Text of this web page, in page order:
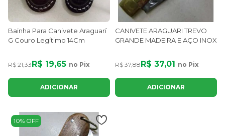
Bainha Para Canivete Araguarí
G Couro Legítimo 14Cm
R$ 21,33R$ 19,65 no Pix
ADICIONAR
CANIVETE ARAGUARI TREVO
GRANDE MADEIRA E AÇO INOX
R$ 37,88R$ 37,01 no Pix
ADICIONAR
10% OFF